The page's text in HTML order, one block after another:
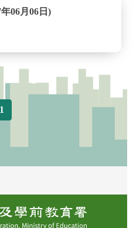
06月06日)
1